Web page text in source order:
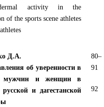
dermal activity in the
of the sports scene athletes
Д.А.
об уверенности в
мужчин и женщин в
и дагестанской
80–
91
92